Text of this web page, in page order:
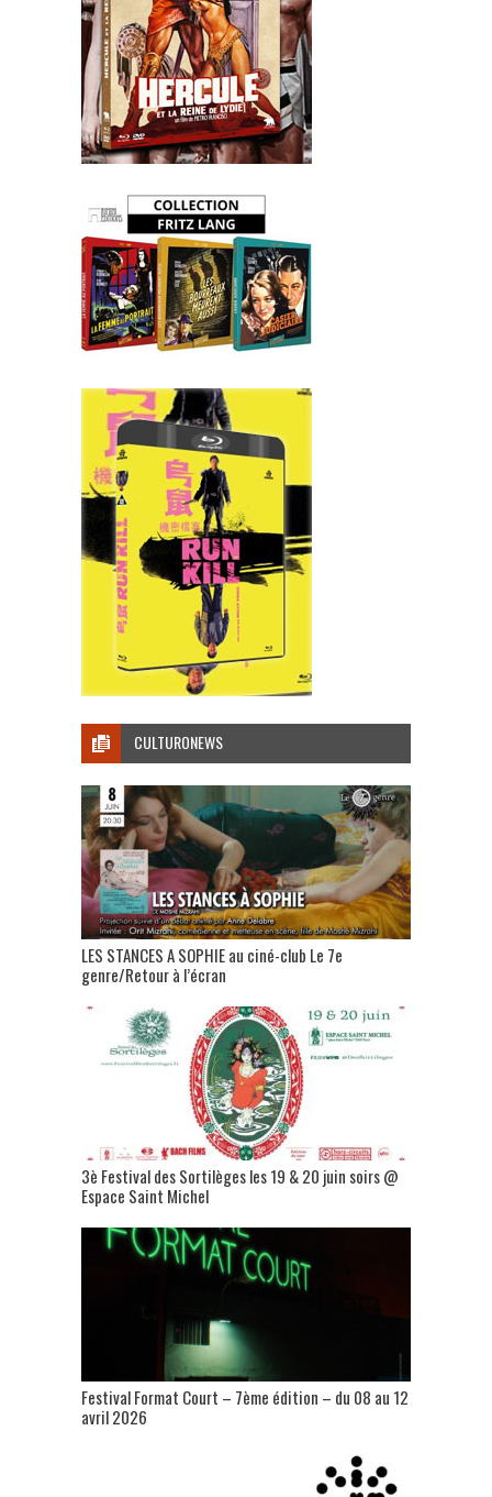
CULTURONEWS
LES STANCES A SOPHIE au ciné-club Le 7e
genre/Retour à l’écran
3è Festival des Sortilèges les 19 & 20 juin soirs @
Espace Saint Michel
Festival Format Court – 7ème édition – du 08 au 12
avril 2026